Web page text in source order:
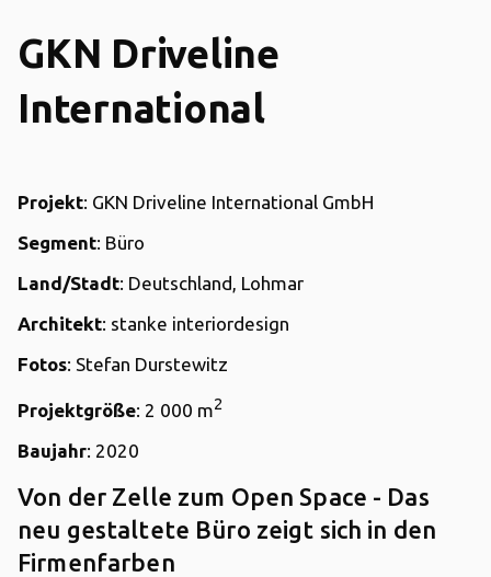
GKN Driveline
International
Projekt: GKN Driveline International GmbH
Segment: Büro
Land/Stadt: Deutschland, Lohmar
Architekt: stanke interiordesign
Fotos: Stefan Durstewitz
Projektgröße: 2 000 m2
Baujahr: 2020
Von der Zelle zum Open Space - Das
neu gestaltete Büro zeigt sich in den
Firmenfarben